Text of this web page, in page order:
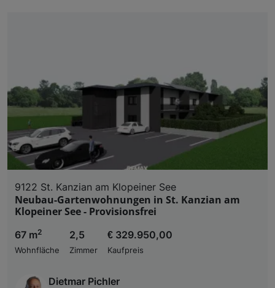
9122 St. Kanzian am Klopeiner See
Neubau-Gartenwohnungen in St. Kanzian am
Klopeiner See - Provisionsfrei
67 m2
Wohnfläche
2,5
Zimmer
€ 329.950,00
Kaufpreis
Dietmar Pichler